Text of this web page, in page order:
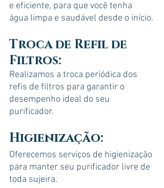
e eficiente, para que você tenha
água limpa e saudável desde o início.
Troca de Refil de
Filtros:
Realizamos a troca periódica dos
refis de filtros para garantir o
desempenho ideal do seu
purificador.
Higienização:
Oferecemos serviços de higienização
para manter seu purificador livre de
toda sujeira.